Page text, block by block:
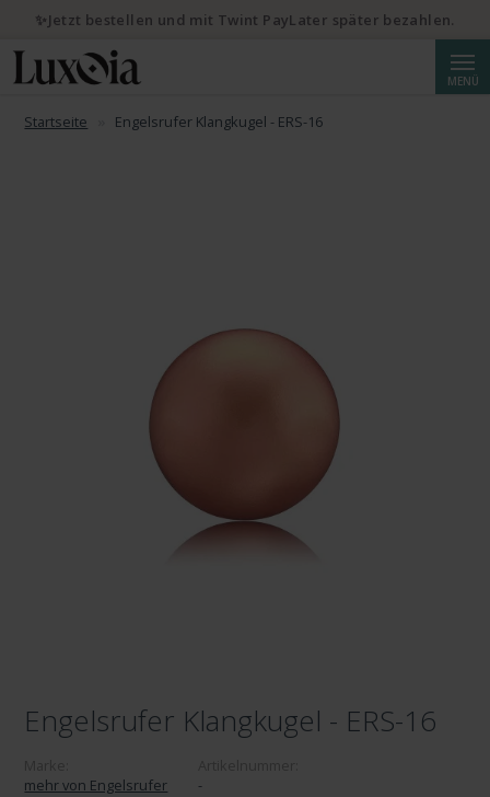
MENÜ
Startseite Engelsrufer Klangkugel - ERS-16
Engelsrufer Klangkugel - ERS-16
mehr von Engelsrufer
-
✨Jetzt bestellen und mit Twint PayLater später bezahlen.